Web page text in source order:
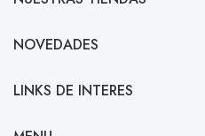
NOVEDADES
LINKS DE INTERES